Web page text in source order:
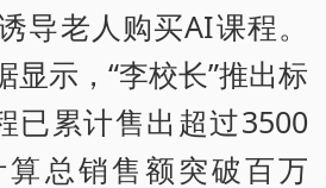
导老人购买AI课程。
显示，“李校长”推出标
已累计售出超过3500
总销售额突破百万